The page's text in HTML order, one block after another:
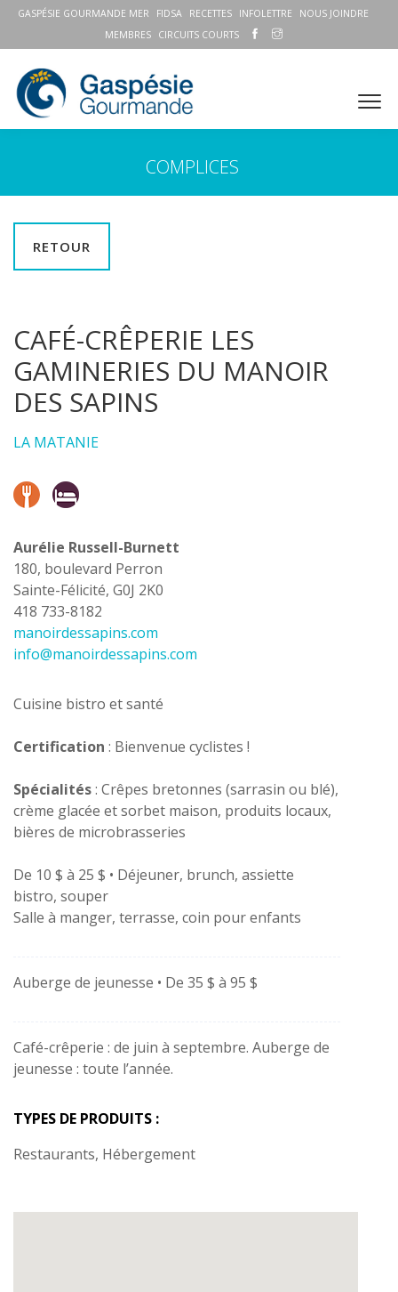
GASPÉSIE GOURMANDE MER FIDSA RECETTES INFOLETTRE
NOUS JOINDRE
MEMBRES
CIRCUITS COURTS
COMPLICES
RETOUR
CAFÉ-CRÊPERIE LES
GAMINERIES DU MANOIR
DES SAPINS
LA MATANIE
Aurélie Russell-Burnett
180, boulevard Perron
Sainte-Félicité, G0J 2K0
418 733-8182
manoirdessapins.com
info@manoirdessapins.com
Cuisine bistro et santé
Certification : Bienvenue cyclistes !
Spécialités: Crêpes bretonnes (sarrasin ou blé),
crème glacée et sorbet maison, produits locaux,
bières de microbrasseries
De 10 $ à 25 $ • Déjeuner, brunch, assiette
bistro, souper
Salle à manger, terrasse, coin pour enfants
Auberge de jeunesse • De 35 $ à 95 $
Café-crêperie : de juin à septembre. Auberge de
jeunesse : toute l’année.
TYPES DE PRODUITS :
Restaurants, Hébergement